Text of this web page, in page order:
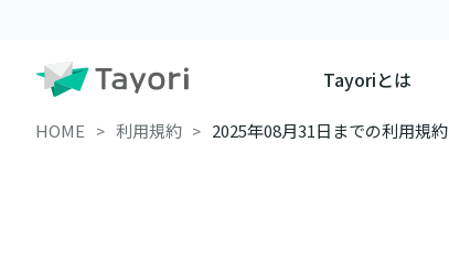
Tayoriとは
HOME 利用規約 2025年08月31日までの利用規約